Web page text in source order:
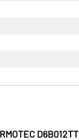
D6B012TT